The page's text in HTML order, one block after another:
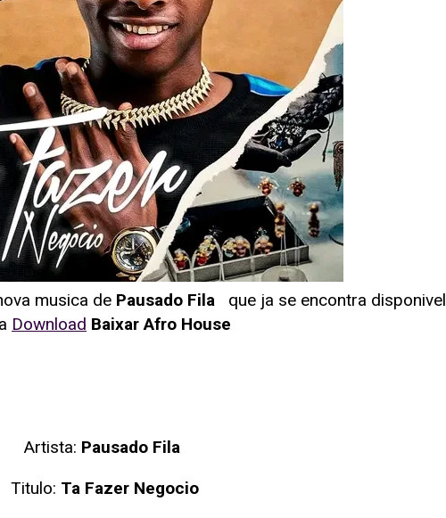
musica de Pausado Fila
que ja se encontra disponivel
Download Baixar Afro House
Artista: Pausado Fila
Titulo: Ta Fazer Negocio